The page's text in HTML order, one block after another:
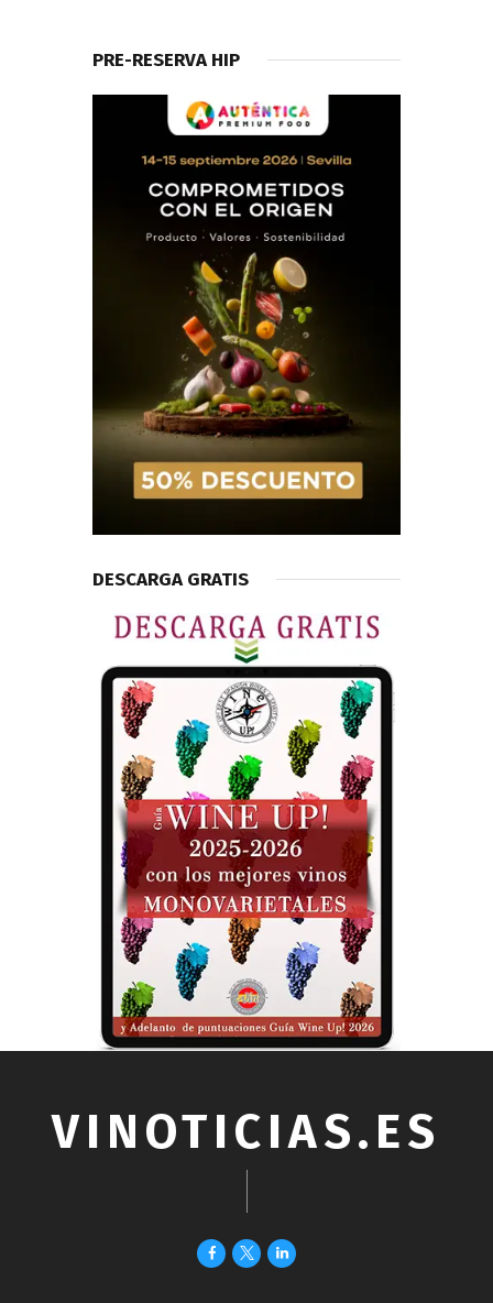
PRE-RESERVA HIP
DESCARGA GRATIS
VINOTICIAS.ES